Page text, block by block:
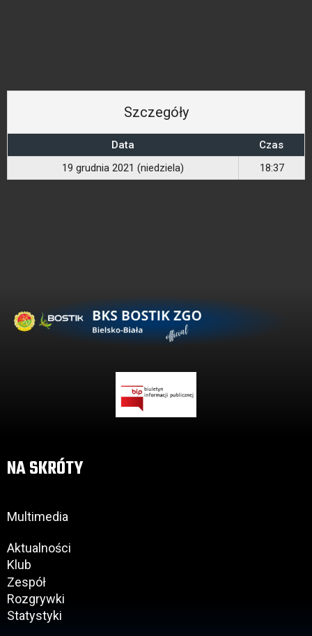
Szczegóły
Data
Czas
19 grudnia 2021 (niedziela)
18:37
NA SKRÓTY
Multimedia
Aktualności
Klub
Zespół
Rozgrywki
Statystyki